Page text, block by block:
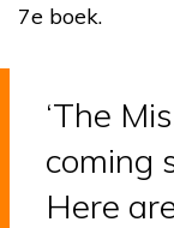
7e boek.
‘The
coming
Here